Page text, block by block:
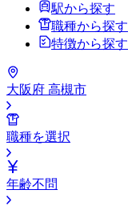
駅から探す
職種から探す
特徴から探す
大阪府 高槻市
職種を選択
年齢不問